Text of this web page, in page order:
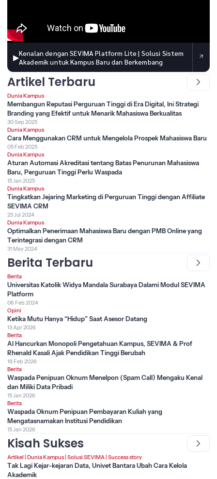
▶Kenalan dengan SEVIMA Platform Lite | Solusi Sistem
Akademik untuk Kampus Baru dan Berkembang
Artikel Terbaru
Dunia Kampus
Membangun Reputasi Perguruan Tinggi di Era Digital, Ini Strategi
Branding yang Efektif untuk Menarik Mahasiswa Berkualitas
30 Sep 2025
Dunia Kampus
Cara Menggunakan CRM untuk Mengelola Prospek Mahasiswa Baru
05 Feb 2025
Dunia Kampus
Aturan Automasi Akreditasi tentang Batas Penurunan Mahasiswa
Baru, Perguruan Tinggi Perlu Waspada
15 Jan 2025
Dunia Kampus
Tingkatkan Jejaring Marketing di Perguruan Tinggi dengan Affiliate
SEVIMA CRM
25 Jul 2024
Dunia Kampus
Optimalkan Penerimaan Mahasiswa Baru dengan PMB Online yang
Terintegrasi dengan CRM
31 May 2024
Berita Terbaru
Berita
Universitas Katolik Widya Mandala Surabaya Dalami Modul SEVIMA
Platform
06 Feb 2024
Opini
Ketika Mutu Hanya “Hidup” Saat Asesor Datang
13 Apr 2026
Berita
AI Hancurkan Monopoli Pengetahuan Kampus, SEVIMA & Prof
Rhenald Kasali Ajak Pendidikan Tinggi Berubah
19 Feb 2026
Berita
Waspada Penipuan Oknum Menelpon (Spam Call) Mengaku Kenal
dan Miliki Data Pribadi
15 Jan 2026
Berita
Waspada Oknum Penipuan Pembayaran Kuliah yang
Mengatasnamakan Institusi Pendidikan
15 Jan 2026
Kisah Sukses
Artikel | Dunia Kampus | Solusi SEVIMA | Success story
Tak Lagi Kejar-kejaran Data, Univet Bantara Ubah Cara Kelola
Akademik